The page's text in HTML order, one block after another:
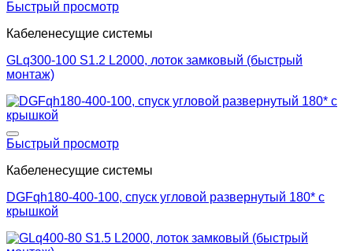
Быстрый просмотр
Кабеленесущие системы
GLq300-100 S1.2 L2000, лоток замковый (быстрый
монтаж)
Быстрый просмотр
Кабеленесущие системы
DGFqh180-400-100, спуск угловой развернутый 180* c
крышкой